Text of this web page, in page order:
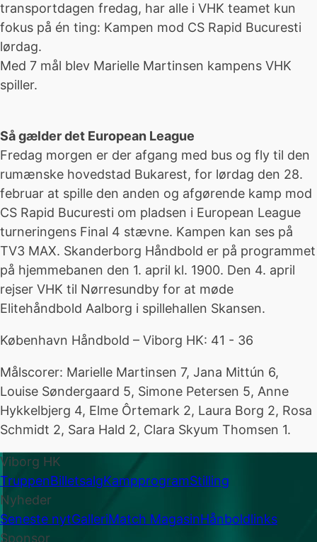
transportdagen fredag, har alle i VHK teamet kun
fokus på én ting: Kampen mod CS Rapid Bucuresti
lørdag.
Med 7 mål blev Marielle Martinsen kampens VHK
spiller.
Så gælder det European League
Fredag morgen er der afgang med bus og fly til den
rumænske hovedstad Bukarest, for lørdag den 28.
februar at spille den anden og afgørende kamp mod
CS Rapid Bucuresti om pladsen i European League
turneringens Final 4 stævne. Kampen kan ses på
TV3 MAX. Skanderborg Håndbold er på programmet
på hjemmebanen den 1. april kl. 1900. Den 4. april
rejser VHK til Nørresundby for at møde
Elitehåndbold Aalborg i spillehallen Skansen.
København Håndbold – Viborg HK: 41 - 36
Målscorer: Marielle Martinsen 7, Jana Mittún 6,
Louise Søndergaard 5, Simone Petersen 5, Anne
Hykkelbjerg 4, Elme Ôrtemark 2, Laura Borg 2, Rosa
Schmidt 2, Sara Hald 2, Clara Skyum Thomsen 1.
Viborg HK
TruppenBilletsalgKampprogramStilling
Nyheder
Seneste nytGalleriMatch MagasinHånboldlinks
Sponsor